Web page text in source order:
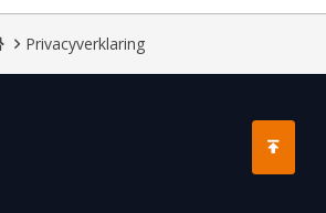
Privacyverklaring